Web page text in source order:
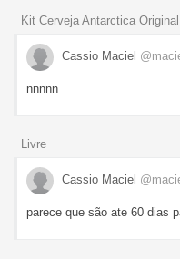
Kit Cerveja Antarctica
Cassio Maciel
nnnnn
Livre
Cassio Maciel
parece que são ate 60 dias